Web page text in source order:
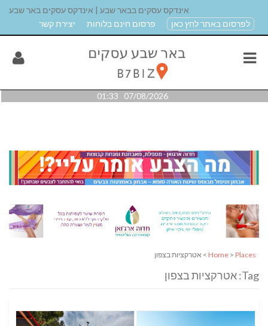
אינדקס עסקים בבאר שבע | אינדקס עסקים באר שבע
לפרסום באתר לחץ כאן
פרסום חינם בלוחות יצירת קשר
07/08/2026 01:33
Home > Places > אטרקציות בצפון
Tag: אטרקציות בצפון